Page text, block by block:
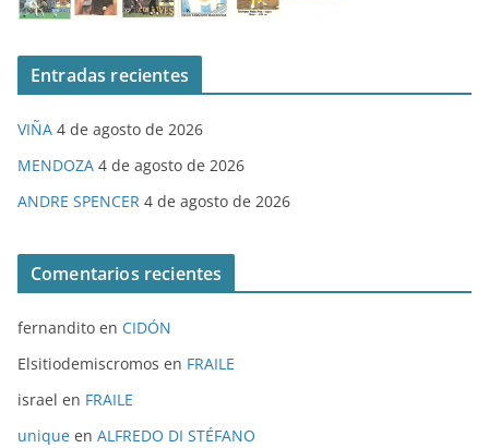
Entradas recientes
VIÑA 4 de agosto de 2026
MENDOZA 4 de agosto de 2026
ANDRE SPENCER 4 de agosto de 2026
Comentarios recientes
fernandito en CIDÓN
Elsitiodemiscromos en FRAILE
israel en FRAILE
unique en ALFREDO DI STÉFANO